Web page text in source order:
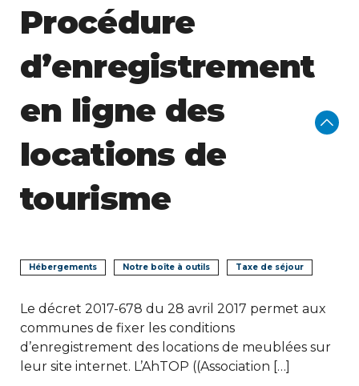
Procédure
d’enregistrement
en ligne des
locations de
tourisme
Hébergements Notre boîte à outils Taxe de séjour
Le décret 2017-678 du 28 avril 2017 permet aux
communes de fixer les conditions
d’enregistrement des locations de meublées sur
leur site internet. L’AhTOP ((Association […]